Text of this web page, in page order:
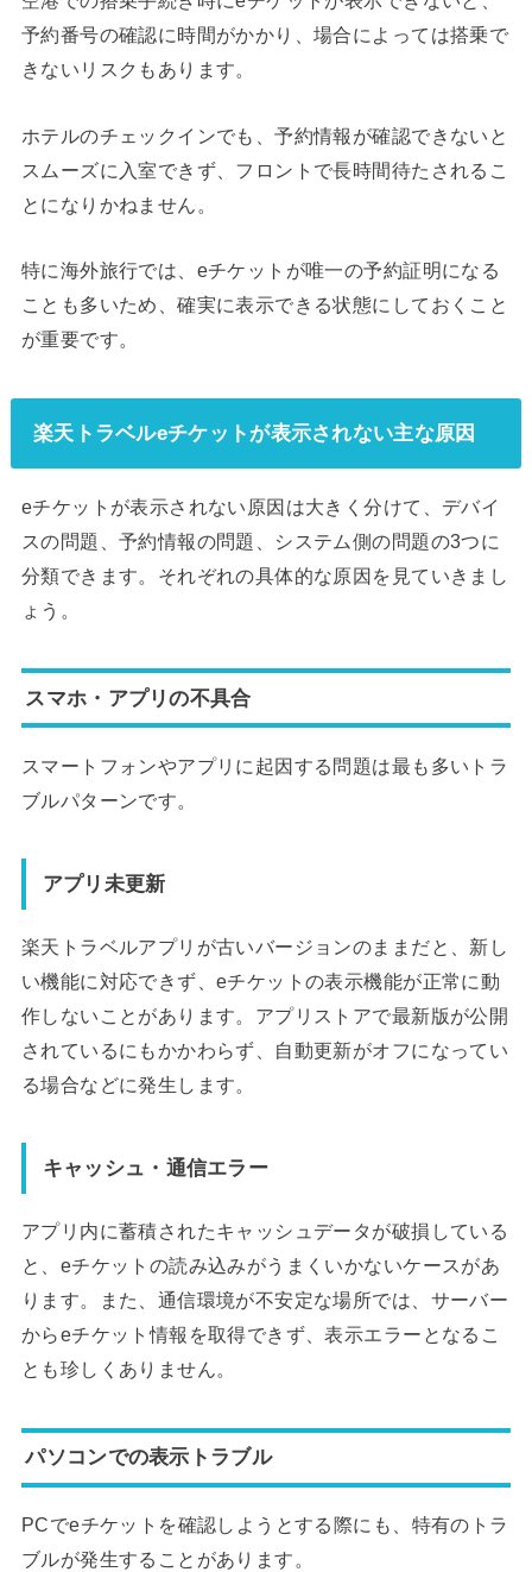
予約番号の確認に時間がかかり、場合によっては搭乗で
きないリスクもあります。
ホテルのチェックインでも、予約情報が確認できないと
スムーズに入室できず、フロントで長時間待たされるこ
とになりかねません。
特に海外旅行では、eチケットが唯一の予約証明になる
ことも多いため、確実に表示できる状態にしておくこと
が重要です。
楽天トラベルeチケットが表示されない主な原因
eチケットが表示されない原因は大きく分けて、デバイ
スの問題、予約情報の問題、システム側の問題の3つに
分類できます。それぞれの具体的な原因を見ていきまし
ょう。
スマホ・アプリの不具合
スマートフォンやアプリに起因する問題は最も多いトラ
ブルパターンです。
アプリ未更新
楽天トラベルアプリが古いバージョンのままだと、新し
い機能に対応できず、eチケットの表示機能が正常に動
作しないことがあります。アプリストアで最新版が公開
されているにもかかわらず、自動更新がオフになってい
る場合などに発生します。
キャッシュ・通信エラー
アプリ内に蓄積されたキャッシュデータが破損している
と、eチケットの読み込みがうまくいかないケースがあ
ります。また、通信環境が不安定な場所では、サーバー
からeチケット情報を取得できず、表示エラーとなるこ
とも珍しくありません。
パソコンでの表示トラブル
PCでeチケットを確認しようとする際にも、特有のトラ
ブルが発生することがあります。